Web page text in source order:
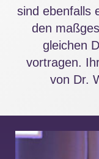
sind ebenfalls
den
gleichen
vortragen.
von Dr.